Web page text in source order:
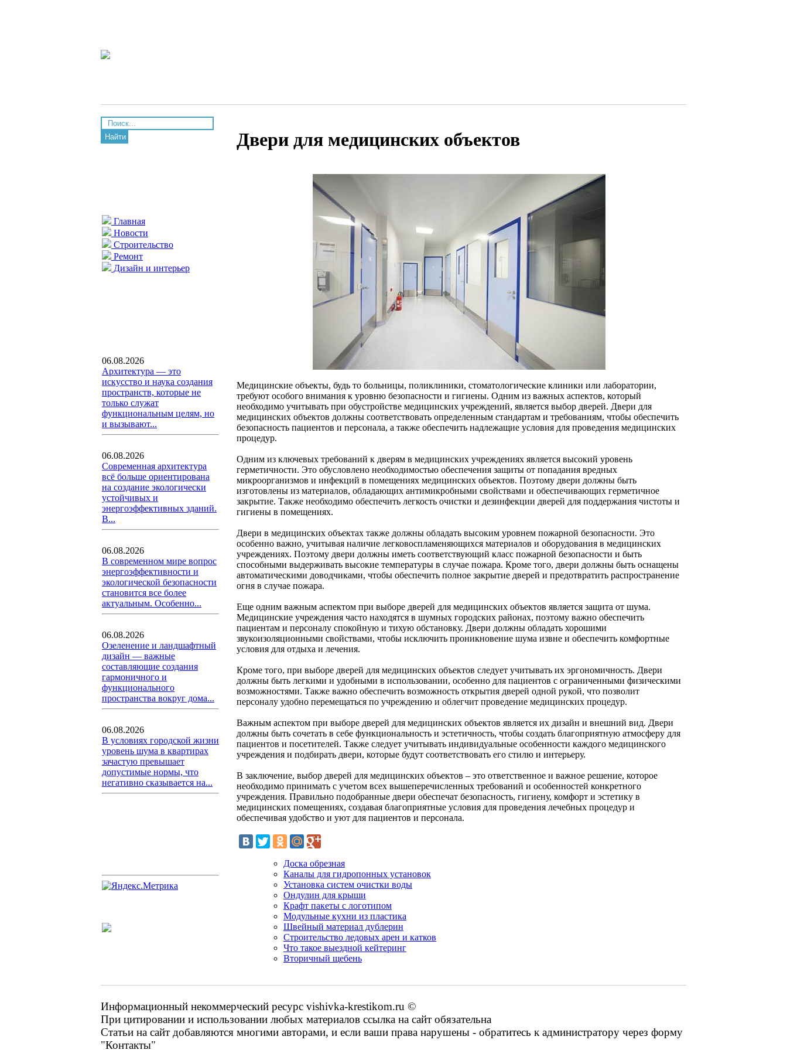
Найти
Главная
Новости
Строительство
Ремонт
Дизайн и интерьер
06.08.2026
Архитектура — это
искусство и наука создания
пространств, которые не
только служат
функциональным целям, но
и вызывают...
06.08.2026
Современная архитектура
всё больше ориентирована
на создание экологически
устойчивых и
энергоэффективных зданий.
В...
06.08.2026
В современном мире вопрос
энергоэффективности и
экологической безопасности
становится все более
актуальным. Особенно...
06.08.2026
Озеленение и ландшафтный
дизайн — важные
составляющие создания
гармоничного и
функционального
пространства вокруг дома...
06.08.2026
В условиях городской жизни
уровень шума в квартирах
зачастую превышает
допустимые нормы, что
негативно сказывается на...
Двери для медицинских объектов
Медицинские объекты, будь то больницы, поликлиники, стоматологические клиники или лаборатории,
требуют особого внимания к уровню безопасности и гигиены. Одним из важных аспектов, который
необходимо учитывать при обустройстве медицинских учреждений, является выбор дверей. Двери для
медицинских объектов должны соответствовать определенным стандартам и требованиям, чтобы обеспечить
безопасность пациентов и персонала, а также обеспечить надлежащие условия для проведения медицинских
процедур.
Одним из ключевых требований к дверям в медицинских учреждениях является высокий уровень
герметичности. Это обусловлено необходимостью обеспечения защиты от попадания вредных
микроорганизмов и инфекций в помещениях медицинских объектов. Поэтому двери должны быть
изготовлены из материалов, обладающих антимикробными свойствами и обеспечивающих герметичное
закрытие. Также необходимо обеспечить легкость очистки и дезинфекции дверей для поддержания чистоты и
гигиены в помещениях.
Двери в медицинских объектах также должны обладать высоким уровнем пожарной безопасности. Это
особенно важно, учитывая наличие легковоспламеняющихся материалов и оборудования в медицинских
учреждениях. Поэтому двери должны иметь соответствующий класс пожарной безопасности и быть
способными выдерживать высокие температуры в случае пожара. Кроме того, двери должны быть оснащены
автоматическими доводчиками, чтобы обеспечить полное закрытие дверей и предотвратить распространение
огня в случае пожара.
Еще одним важным аспектом при выборе дверей для медицинских объектов является защита от шума.
Медицинские учреждения часто находятся в шумных городских районах, поэтому важно обеспечить
пациентам и персоналу спокойную и тихую обстановку. Двери должны обладать хорошими
звукоизоляционными свойствами, чтобы исключить проникновение шума извне и обеспечить комфортные
условия для отдыха и лечения.
Кроме того, при выборе дверей для медицинских объектов следует учитывать их эргономичность. Двери
должны быть легкими и удобными в использовании, особенно для пациентов с ограниченными физическими
возможностями. Также важно обеспечить возможность открытия дверей одной рукой, что позволит
персоналу удобно перемещаться по учреждению и облегчит проведение медицинских процедур.
Важным аспектом при выборе дверей для медицинских объектов является их дизайн и внешний вид. Двери
должны быть сочетать в себе функциональность и эстетичность, чтобы создать благоприятную атмосферу для
пациентов и посетителей. Также следует учитывать индивидуальные особенности каждого медицинского
учреждения и подбирать двери, которые будут соответствовать его стилю и интерьеру.
В заключение, выбор дверей для медицинских объектов – это ответственное и важное решение, которое
необходимо принимать с учетом всех вышеперечисленных требований и особенностей конкретного
учреждения. Правильно подобранные двери обеспечат безопасность, гигиену, комфорт и эстетику в
медицинских помещениях, создавая благоприятные условия для проведения лечебных процедур и
обеспечивая удобство и уют для пациентов и персонала.
Доска обрезная
Каналы для гидропонных установок
Установка систем очистки воды
Ондулин для крыши
Крафт пакеты с логотипом
Модульные кухни из пластика
Швейный материал дублерин
Строительство ледовых арен и катков
Что такое выездной кейтеринг
Вторичный щебень
Информационный некоммерческий ресурс vishivka-krestikom.ru ©
При цитировании и использовании любых материалов ссылка на сайт обязательна
Статьи на сайт добавляются многими авторами, и если ваши права нарушены - обратитесь к администратору через форму
"Контакты"